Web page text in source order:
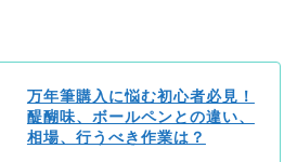
万年筆購入に悩む初心者必見！
醍醐味、ボールペンとの違い、
相場、行うべき作業は？